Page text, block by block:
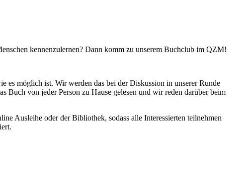
kennenzulernen? Dann komm zu unserem Buchclub im QZM!
es möglich ist. Wir werden das bei der Diskussion in unserer Runde
Buch von jeder Person zu Hause gelesen und wir reden darüber beim
Ausleihe oder der Bibliothek, sodass alle Interessierten teilnehmen